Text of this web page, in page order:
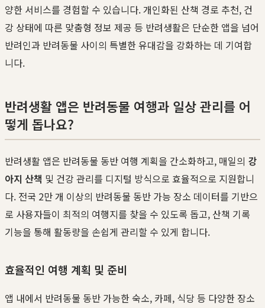
양한 서비스를 경험할 수 있습니다. 개인화된 산책 경로 추천, 건
강 상태에 따른 맞춤형 정보 제공 등 반려생활은 단순한 앱을 넘어
반려인과 반려동물 사이의 특별한 유대감을 강화하는 데 기여합
니다.
반려생활 앱은 반려동물 여행과 일상 관리를 어
떻게 돕나요?
반려생활 앱은 반려동물 동반 여행 계획을 간소화하고, 매일의 강
아지 산책 및 건강 관리를 디지털 방식으로 효율적으로 지원합니
다. 전국 2만 개 이상의 반려동물 동반 가능 장소 데이터를 기반으
로 사용자들이 최적의 여행지를 찾을 수 있도록 돕고, 산책 기록
기능을 통해 활동량을 손쉽게 관리할 수 있게 합니다.
효율적인 여행 계획 및 준비
앱 내에서 반려동물 동반 가능한 숙소, 카페, 식당 등 다양한 장소